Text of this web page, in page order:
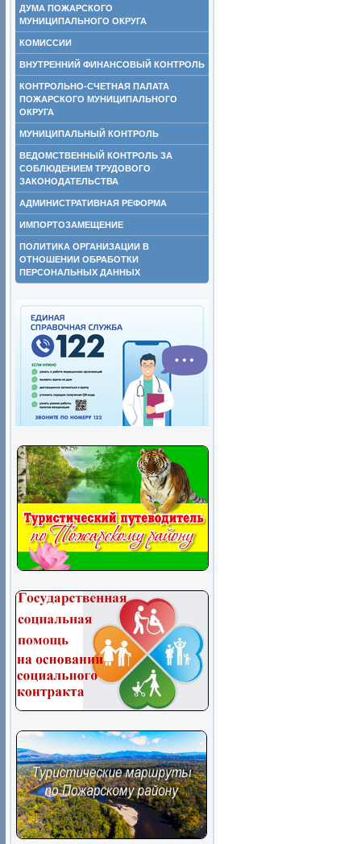
ДУМА ПОЖАРСКОГО
МУНИЦИПАЛЬНОГО ОКРУГА
КОМИССИИ
ВНУТРЕННИЙ ФИНАНСОВЫЙ КОНТРОЛЬ
КОНТРОЛЬНО-СЧЕТНАЯ ПАЛАТА
ПОЖАРСКОГО МУНИЦИПАЛЬНОГО
ОКРУГА
МУНИЦИПАЛЬНЫЙ КОНТРОЛЬ
ВЕДОМСТВЕННЫЙ КОНТРОЛЬ ЗА
СОБЛЮДЕНИЕМ ТРУДОВОГО
ЗАКОНОДАТЕЛЬСТВА
АДМИНИСТРАТИВНАЯ РЕФОРМА
ИМПОРТОЗАМЕЩЕНИЕ
ПОЛИТИКА ОРГАНИЗАЦИИ В
ОТНОШЕНИИ ОБРАБОТКИ
ПЕРСОНАЛЬНЫХ ДАННЫХ